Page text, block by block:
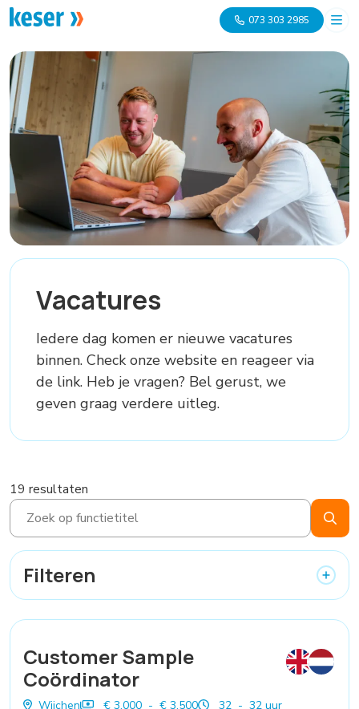
073 303 2985
Vacatures
Iedere dag komen er nieuwe vacatures
binnen. Check onze website en reageer via
de link. Heb je vragen? Bel gerust, we
geven graag verdere uitleg.
19 resultaten
Filteren
Customer Sample
Coördinator
Wijchen € 3,000 - € 3,500 32 - 32 uur